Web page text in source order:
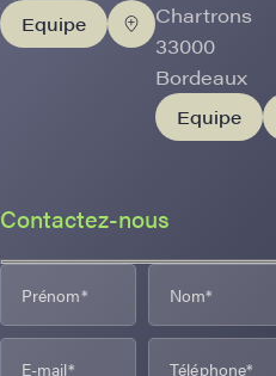
Equipe
Chartrons
33000
Bordeaux
Equipe
Contactez-nous